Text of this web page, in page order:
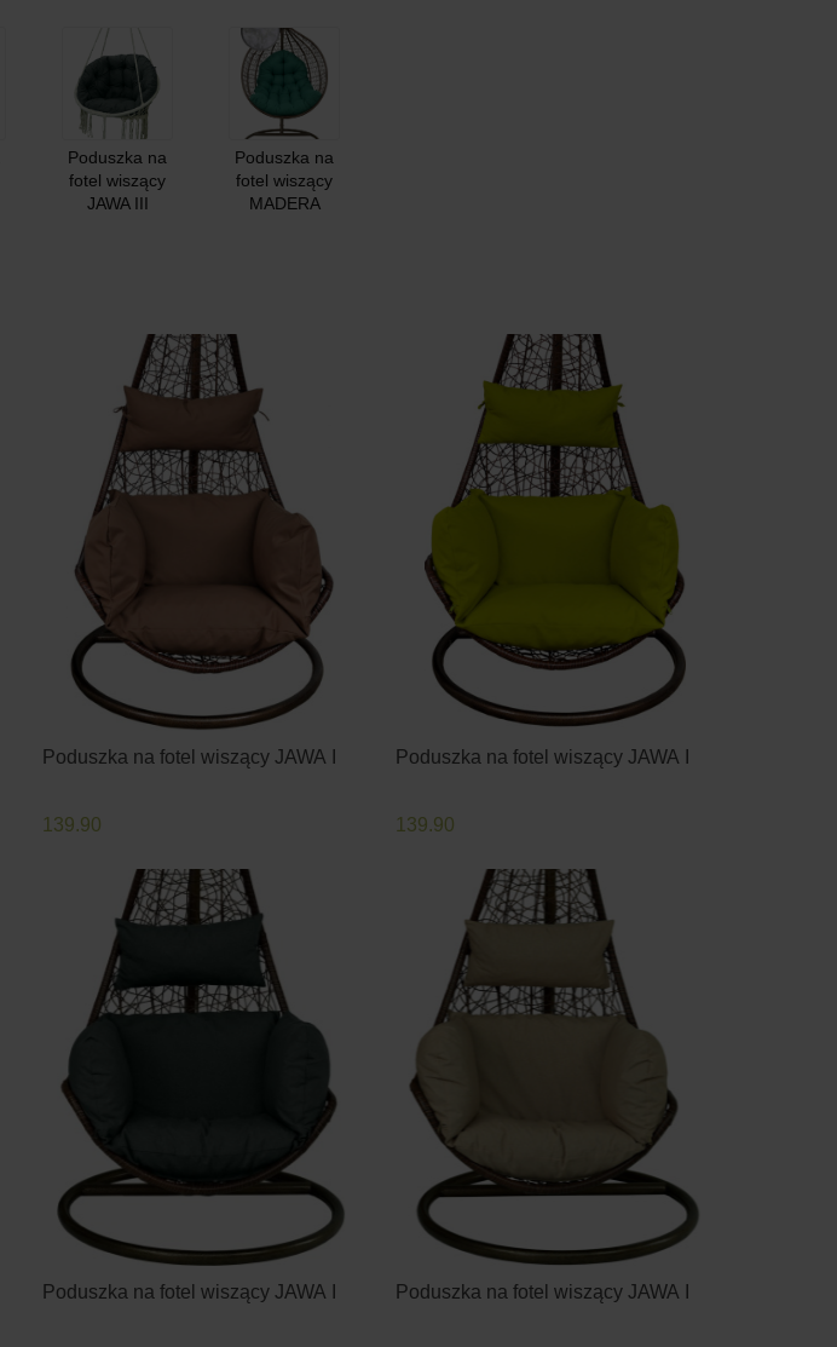
Poduszka na
fotel wiszący
JAWA III
Poduszka na
fotel wiszący
MADERA
Poduszka na fotel wiszący JAWA I
139.90
Poduszka na fotel wiszący JAWA I
139.90
Poduszka na fotel wiszący JAWA I Poduszka na fotel wiszący JAWA I